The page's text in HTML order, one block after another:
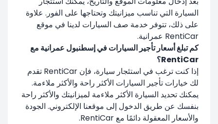
السيارة التي تناسب ميزانيتك وتحتاجها على الفور. علاوة
على ذلك، تتوفر خدمة صف السيارات لدينا في موقع
RentiCar عمرانية.
كم تبلغ أسعار تأجير السيارات في إسطنبول عمرانية مع
RentiCar؟
إذا كنت ترغب في استئجار سيارة، فإن RentiCar تقدم
لك خيارات تأجير السيارات الأكثر راحة والأكثر ملاءمة.
يمكنك تحديد السيارة الأكثر ملاءمة لميزانيتك والأكثر راحة
بنفسك عن طريق الدخول إلى موقعنا الإلكتروني. الجودة
والأسعار المعقولة دائمًا مع RentiCar.